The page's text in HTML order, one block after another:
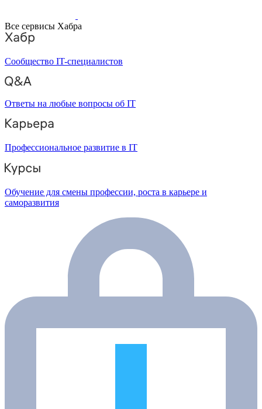
Все сервисы Хабра
Сообщество IT-специалистов
Ответы на любые вопросы об IT
Профессиональное развитие в IT
Обучение для смены профессии, роста в карьере и
саморазвития